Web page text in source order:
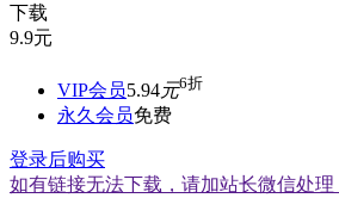
下载
9.9元
VIP会员5.94元6折
永久会员免费
登录后购买
如有链接无法下载，请加站长微信处理